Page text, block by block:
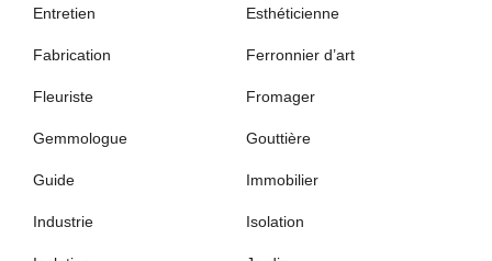
Entretien Esthéticienne
Fabrication Ferronnier d’art
Fleuriste Fromager
Gemmologue Gouttière
Guide Immobilier
Industrie Isolation